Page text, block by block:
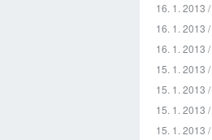
16. 1. 2013 /
16. 1. 2013 /
16. 1. 2013 /
15. 1. 2013 /
15. 1. 2013 /
15. 1. 2013 /
15. 1. 2013 /